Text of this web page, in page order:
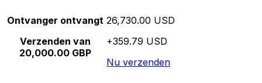
Ontvanger ontvangt
Verzenden van
20,000.00 GBP
26,730.00 USD
+359.79 USD
Nu verzenden